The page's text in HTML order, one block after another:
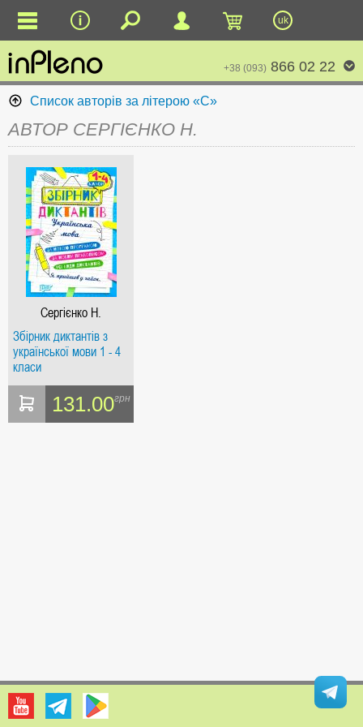
uk
+38 (093) 866 02 22
Список авторів за літерою «С»
АВТОР СЕРГІЄНКО Н.
Сергієнко Н.
Збірник диктантів з
української мови 1 - 4
класи
131.00грн